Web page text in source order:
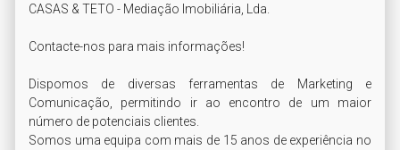
CASAS & TETO - Mediação Imobiliária, Lda.
Contacte-nos para mais informações!
Dispomos de diversas ferramentas de Marketing e
Comunicação, permitindo ir ao encontro de um maior
número de potenciais clientes.
Somos uma equipa com mais de 15 anos de experiência no